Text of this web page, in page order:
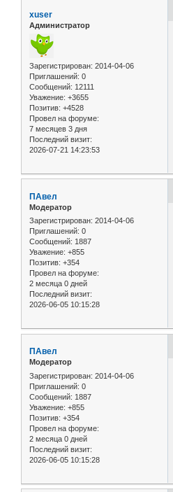
xuser
Администратор
Зарегистрирован: 2014-04-06
Приглашений: 0
Сообщений: 12111
Уважение: +3655
Позитив: +4528
Провел на форуме:
7 месяцев 3 дня
Последний визит:
2026-07-21 14:23:53
ПАвел
Модератор
Зарегистрирован: 2014-04-06
Приглашений: 0
Сообщений: 1887
Уважение: +855
Позитив: +354
Провел на форуме:
2 месяца 0 дней
Последний визит:
2026-06-05 10:15:28
ПАвел
Модератор
Зарегистрирован: 2014-04-06
Приглашений: 0
Сообщений: 1887
Уважение: +855
Позитив: +354
Провел на форуме:
2 месяца 0 дней
Последний визит:
2026-06-05 10:15:28